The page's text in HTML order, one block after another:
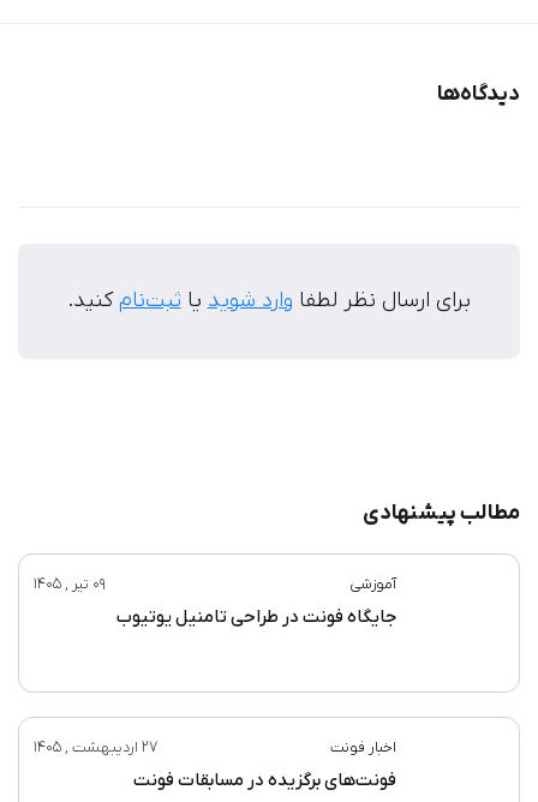
دیدگاه‌ها
برای ارسال نظر لطفا وارد شویدیاثبت‌نامکنید.
مطالب پیشنهادی
آموزشی 09 تیر , 1405
جایگاه فونت در طراحی تامنیل یوتیوب
اخبار فونت 27 اردیبهشت , 1405
فونت‌های برگزیده در مسابقات فونت